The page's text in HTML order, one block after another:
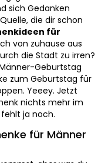
sich Gedanken
die dir schon
für
von zuhause aus
die Stadt zu irren?
Geburtstag
zum Geburtstag für
Yeeey. Jetzt
nichts mehr im
ja noch.
für Männer